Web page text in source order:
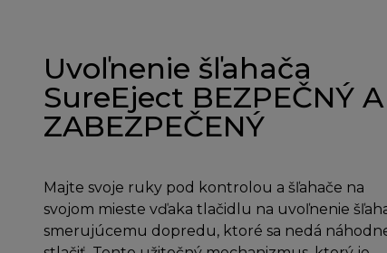
Uvoľnenie šľahača
SureEject BEZPEČNÝ A
ZABEZPEČENÝ
Majte svoje ruky pod kontrolou a šľahače na
svojom mieste vďaka tlačidlu na uvoľnenie
smerujúcemu dopredu, ktoré sa nedá